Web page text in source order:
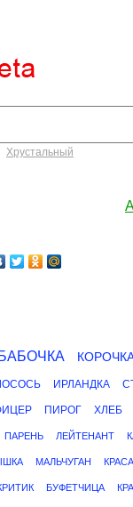
Хрустальный
БАБОЧКА
ИРЛАНДКА
ПИРОГ ХЛЕБ
ПАРЕНЬ ЛЕЙТЕНАНТ
МАЛЬЧУГАН
БУФЕТЧИЦА